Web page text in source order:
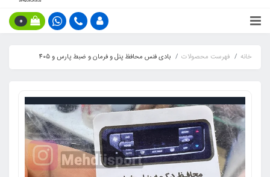
0
خانه فهرست محصولات بادی فنس محافظ پنل و فرمان و ضبط پارس و 405